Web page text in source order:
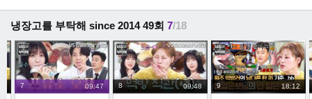
냉장고를 부탁해 since 2014 49회 7/18
7 09:47 8 09:48 9 18:12